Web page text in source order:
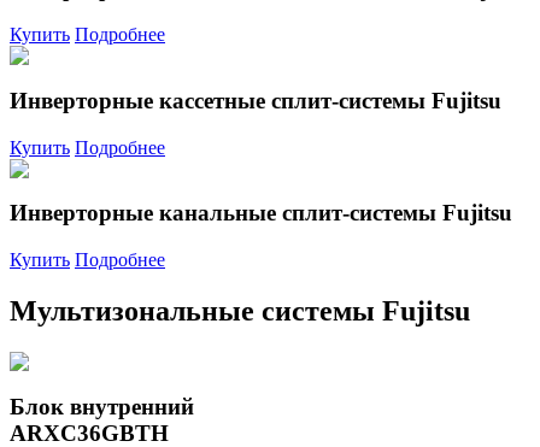
Купить Подробнее
Инверторные кассетные сплит-системы Fujitsu
Купить Подробнее
Инверторные канальные сплит-системы Fujitsu
Купить Подробнее
Мультизональные системы Fujitsu
Блок внутренний
ARXC36GBTH